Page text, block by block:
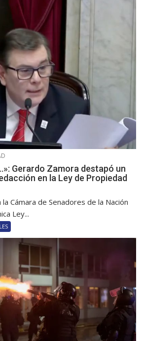
Gerardo Zamora destapó un
en la Ley de Propiedad
Cámara de Senadores de la Nación
Ley...